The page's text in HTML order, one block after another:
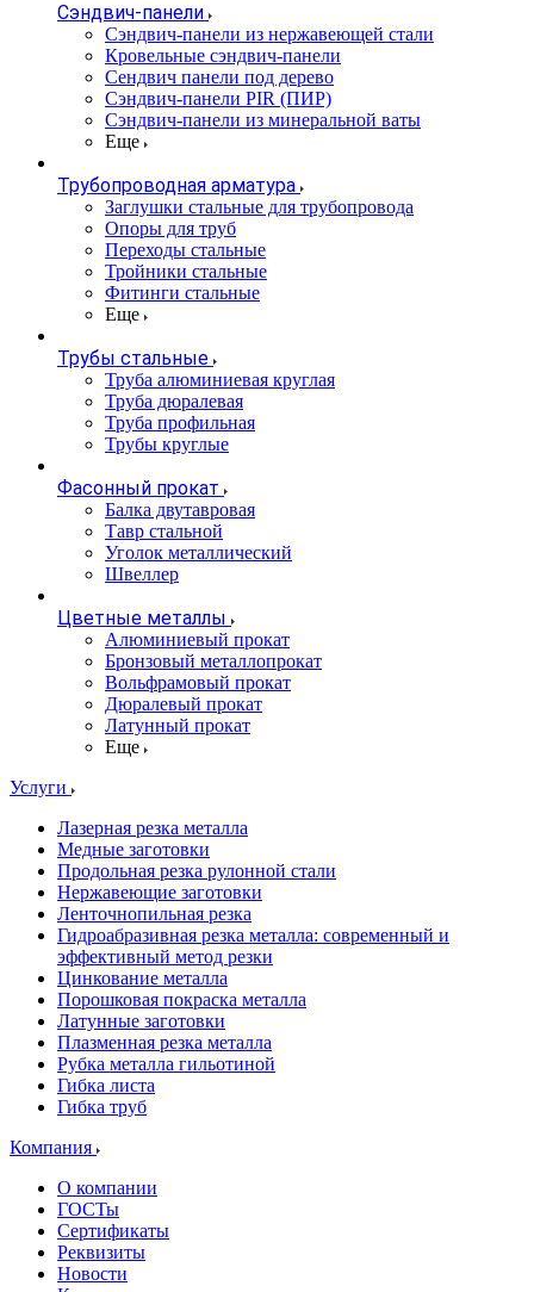
Сэндвич-панели
Cэндвич-панели из нержавеющей стали
Кровельные сэндвич-панели
Сендвич панели под дерево
Сэндвич-панели PIR (ПИР)
Сэндвич-панели из минеральной ваты
Еще
Трубопроводная арматура
Заглушки стальные для трубопровода
Опоры для труб
Переходы стальные
Тройники стальные
Фитинги стальные
Еще
Трубы стальные
Труба алюминиевая круглая
Труба дюралевая
Труба профильная
Трубы круглые
Фасонный прокат
Балка двутавровая
Тавр стальной
Уголок металлический
Швеллер
Цветные металлы
Алюминиевый прокат
Бронзовый металлопрокат
Вольфрамовый прокат
Дюралевый прокат
Латунный прокат
Еще
Услуги
Лазерная резка металла
Медные заготовки
Продольная резка рулонной стали
Нержавеющие заготовки
Ленточнопильная резка
Гидроабразивная резка металла: современный и
эффективный метод резки
Цинкование металла
Порошковая покраска металла
Латунные заготовки
Плазменная резка металла
Рубка металла гильотиной
Гибка листа
Гибка труб
Компания
О компании
ГОСТы
Сертификаты
Реквизиты
Новости